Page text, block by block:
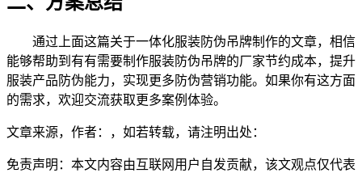
通过上面这篇关于一体化服装防伪吊牌制作的文章，相信
能够帮助到有有需要制作服装防伪吊牌的厂家节约成本，提升
服装产品防伪能力，实现更多防伪营销功能。如果你有这方面
的需求，欢迎交流获取更多案例体验。
文章来源，作者：，如若转载，请注明出处：
免责声明：本文内容由互联网用户自发贡献，该文观点仅代表